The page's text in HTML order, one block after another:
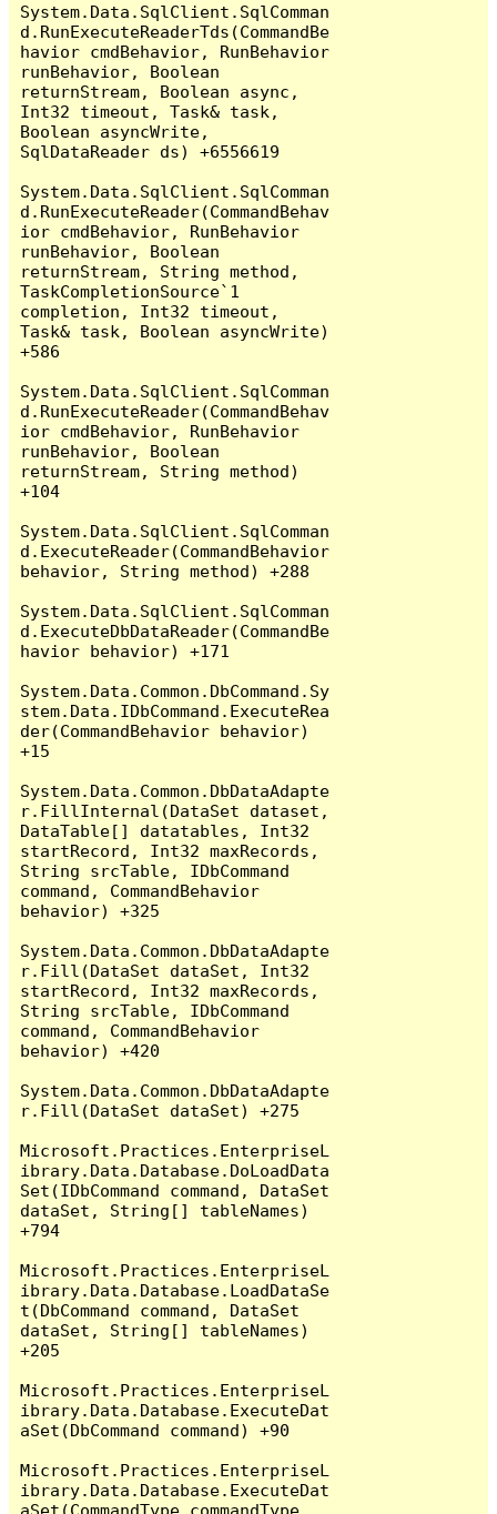
System.Data.SqlClient.SqlComman
d.RunExecuteReaderTds(CommandBe
havior cmdBehavior, RunBehavior
runBehavior, Boolean
returnStream, Boolean async,
Int32 timeout, Task& task,
Boolean asyncWrite,
SqlDataReader ds) +6556619
System.Data.SqlClient.SqlComman
d.RunExecuteReader(CommandBehav
ior cmdBehavior, RunBehavior
runBehavior, Boolean
returnStream, String method,
TaskCompletionSource`1
completion, Int32 timeout,
Task& task, Boolean asyncWrite)
+586
System.Data.SqlClient.SqlComman
d.RunExecuteReader(CommandBehav
ior cmdBehavior, RunBehavior
runBehavior, Boolean
returnStream, String method)
+104
System.Data.SqlClient.SqlComman
d.ExecuteReader(CommandBehavior
behavior, String method) +288
System.Data.SqlClient.SqlComman
d.ExecuteDbDataReader(CommandBe
havior behavior) +171
System.Data.Common.DbCommand.Sy
stem.Data.IDbCommand.ExecuteRea
der(CommandBehavior behavior)
+15
System.Data.Common.DbDataAdapte
r.FillInternal(DataSet dataset,
DataTable[] datatables, Int32
startRecord, Int32 maxRecords,
String srcTable, IDbCommand
command, CommandBehavior
behavior) +325
System.Data.Common.DbDataAdapte
r.Fill(DataSet dataSet, Int32
startRecord, Int32 maxRecords,
String srcTable, IDbCommand
command, CommandBehavior
behavior) +420
System.Data.Common.DbDataAdapte
r.Fill(DataSet dataSet) +275
Microsoft.Practices.EnterpriseL
ibrary.Data.Database.DoLoadData
Set(IDbCommand command, DataSet
dataSet, String[] tableNames)
+794
Microsoft.Practices.EnterpriseL
ibrary.Data.Database.LoadDataSe
t(DbCommand command, DataSet
dataSet, String[] tableNames)
+205
Microsoft.Practices.EnterpriseL
ibrary.Data.Database.ExecuteDat
aSet(DbCommand command) +90
Microsoft.Practices.EnterpriseL
ibrary.Data.Database.ExecuteDat
aSet(CommandType commandType,